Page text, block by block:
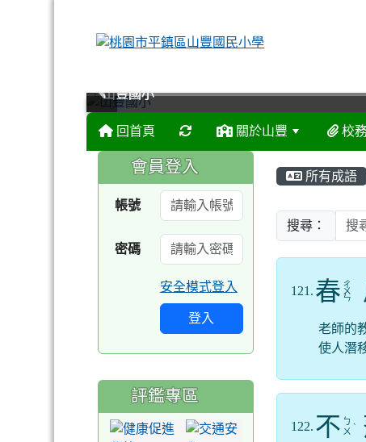
山豐國小
山豐國小
山豐國小
山豐國小
回首頁 關於山豐 校
所有成語
搜尋：
121. 春 ㄔ
ㄨ
ㄣ
老師的
使人潛
122. 不 ㄅ
ㄨ ˋ
:::
會員登入
帳號
密碼
安全模式登入
登入
評鑑專區